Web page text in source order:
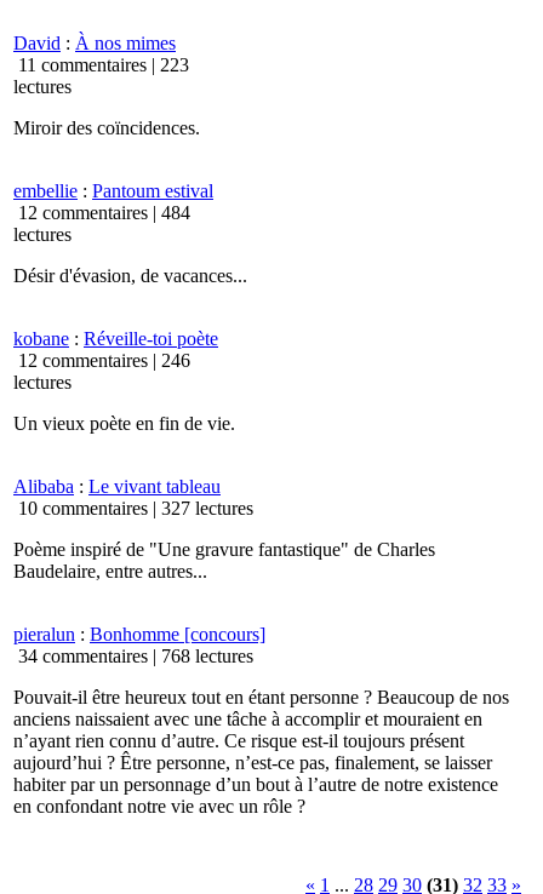
David : À nos mimes
11 commentaires | 223
lectures
Miroir des coïncidences.
embellie : Pantoum estival
12 commentaires | 484
lectures
Désir d'évasion, de vacances...
kobane : Réveille-toi poète
12 commentaires | 246
lectures
Un vieux poète en fin de vie.
Alibaba : Le vivant tableau
10 commentaires | 327 lectures
Poème inspiré de "Une gravure fantastique" de Charles
Baudelaire, entre autres...
pieralun : Bonhomme [concours]
34 commentaires | 768 lectures
Pouvait-il être heureux tout en étant personne ? Beaucoup de nos
anciens naissaient avec une tâche à accomplir et mouraient en
n’ayant rien connu d’autre. Ce risque est-il toujours présent
aujourd’hui ? Être personne, n’est-ce pas, finalement, se laisser
habiter par un personnage d’un bout à l’autre de notre existence
en confondant notre vie avec un rôle ?
« 1 ... 28 29 30 (31) 32 33 »